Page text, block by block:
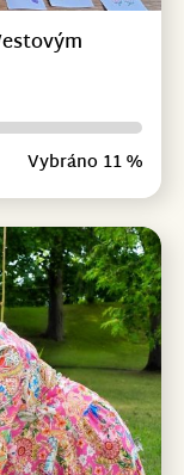
Vybráno 11 %